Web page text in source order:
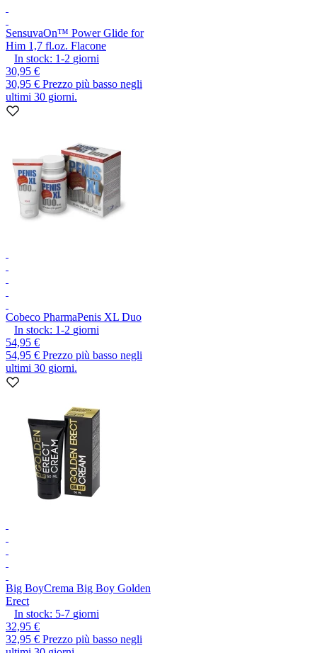
SensuvaOn™ Power Glide for
Him 1,7 fl.oz. Flacone
In stock: 1-2 giorni
30,95 €
30,95 € Prezzo più basso negli
ultimi 30 giorni.
Cobeco PharmaPenis XL Duo
In stock: 1-2 giorni
54,95 €
54,95 € Prezzo più basso negli
ultimi 30 giorni.
Big BoyCrema Big Boy Golden
Erect
In stock: 5-7 giorni
32,95 €
32,95 € Prezzo più basso negli